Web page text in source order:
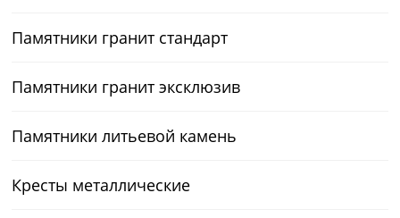
Памятники гранит стандарт
Памятники гранит эксклюзив
Памятники литьевой камень
Кресты металлические